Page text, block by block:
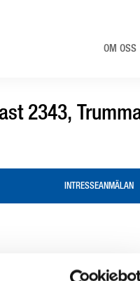
OM OSS
2343,
INTRESSEANMÄLAN